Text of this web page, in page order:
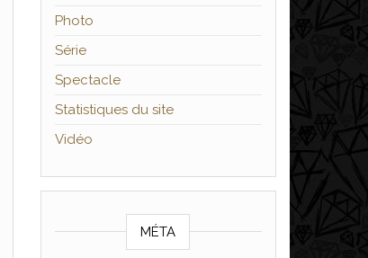
Photo
Série
Spectacle
Statistiques du site
Vidéo
MÉTA